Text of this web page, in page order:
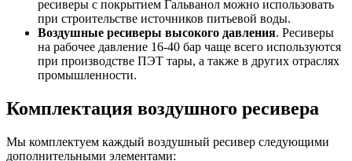
ресиверы с покрытием Гальванол можно использовать
при строительстве источников питьевой воды.
Воздушные ресиверы высокого давления. Ресиверы
на рабочее давление 16-40 бар чаще всего используются
при производстве ПЭТ тары, а также в других отраслях
промышленности.
Комплектация воздушного ресивера
Мы комплектуем каждый воздушный ресивер следующими
дополнительными элементами: